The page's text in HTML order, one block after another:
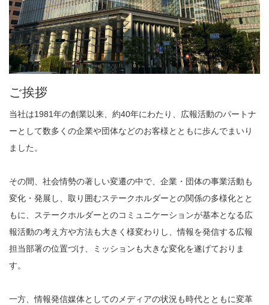
ご挨拶
当社は1981年の創業以来、約40年にわたり、広報活動のパートナ
ーとして数多くの企業や団体などのお客様とともに歩んでまいり
ました。
その間、社会情勢の著しい変遷の中で、企業・団体の事業活動も
変化・発展し、取り囲むステークホルダーとの関係の多様化とと
もに、ステークホルダーとのコミュニケーションが基本となる広
報活動の考え方や方法も大きく様変わりし、情報を発信する広報
担当部署の位置づけ、ミッションも大きな変化を遂げておりま
す。
一方、情報発信媒体としてのメディアの状況も時代とともに変革